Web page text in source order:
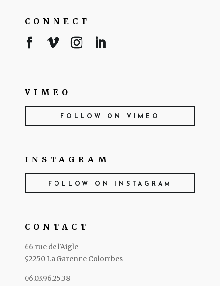
CONNECT
VIMEO
FOLLOW ON VIMEO
INSTAGRAM
FOLLOW ON INSTAGRAM
CONTACT
66 rue de l'Aigle
92250 La Garenne Colombes
06.03.96.25.38